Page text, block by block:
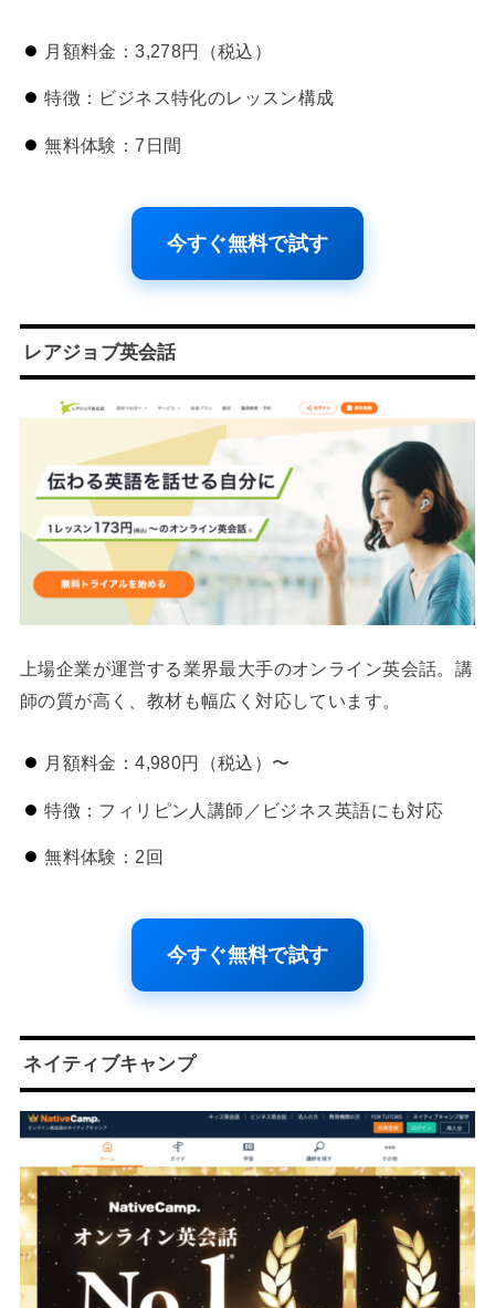
月額料金：3,278円（税込）
特徴：ビジネス特化のレッスン構成
無料体験：7日間
今すぐ無料で試す
レアジョブ英会話
上場企業が運営する業界最大手のオンライン英会話。講
師の質が高く、教材も幅広く対応しています。
月額料金：4,980円（税込）〜
特徴：フィリピン人講師／ビジネス英語にも対応
無料体験：2回
今すぐ無料で試す
ネイティブキャンプ